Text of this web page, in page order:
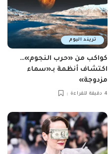
تريند اليوم
كواكب من «حرب النجوم»…
اكتشاف أنظمة بـ«سماء
مزدوجة»
4 دقيقة للقراءة